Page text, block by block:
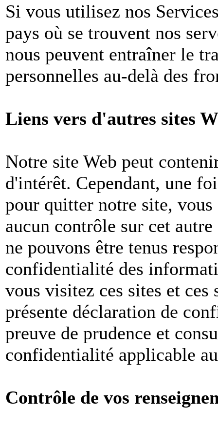
Si vous utilisez nos
pays où se trouvent nos
nous peuvent entraîner le
personnelles au-delà des
Liens vers d'autres sites
Notre site Web peut
d'intérêt. Cependant, une
pour quitter notre site, vous
aucun contrôle sur cet
ne pouvons être tenus
confidentialité des
vous visitez ces sites et ces
présente déclaration de
preuve de prudence et
confidentialité applicable
Contrôle de vos